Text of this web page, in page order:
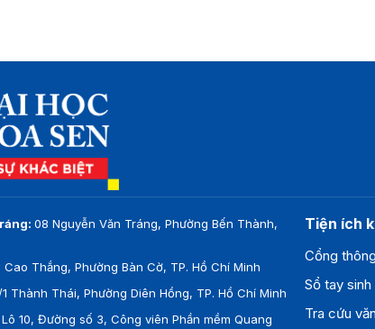
08 Nguyễn Văn Tráng, Phường Bến Thành,
Cao Thắng, Phường Bàn Cờ, TP. Hồ Chí Minh
1 Thành Thái, Phường Diên Hồng, TP. Hồ Chí Minh
Lô 10, Đường số 3, Công viên Phần mềm Quang
Tiện ích
Cổng
Sổ tay sinh
Tra cứu